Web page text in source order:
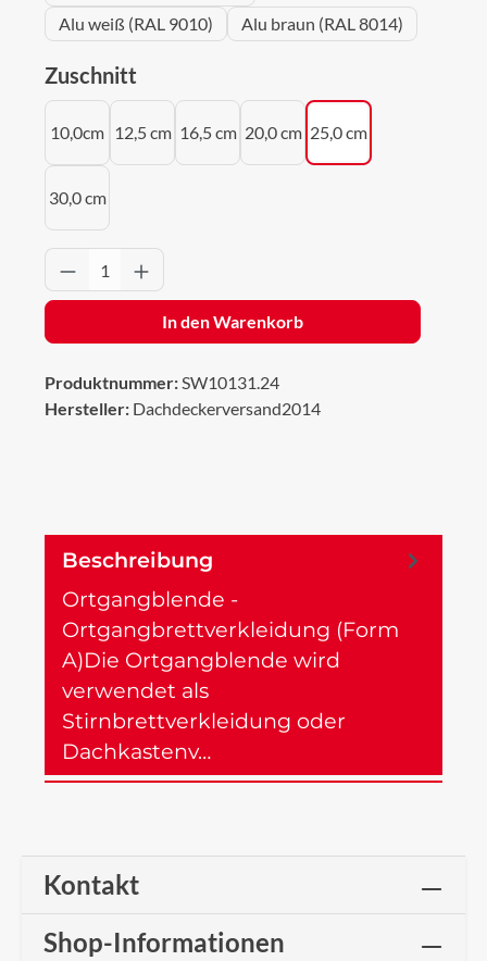
Alu weiß (RAL 9010)
Alu braun (RAL 8014)
Zuschnitt
10,0cm 12,5 cm 16,5 cm 20,0 cm 25,0 cm
30,0 cm
Produkt Anzahl: Gib den gewünschten
In den Warenkorb
Produktnummer:SW10131.24
Hersteller: Dachdeckerversand2014
Beschreibung
Ortgangblende -
Ortgangbrettverkleidung (Form
A)Die Ortgangblende wird
verwendet als
Stirnbrettverkleidung oder
Dachkastenv…
Kontakt
Shop-Informationen